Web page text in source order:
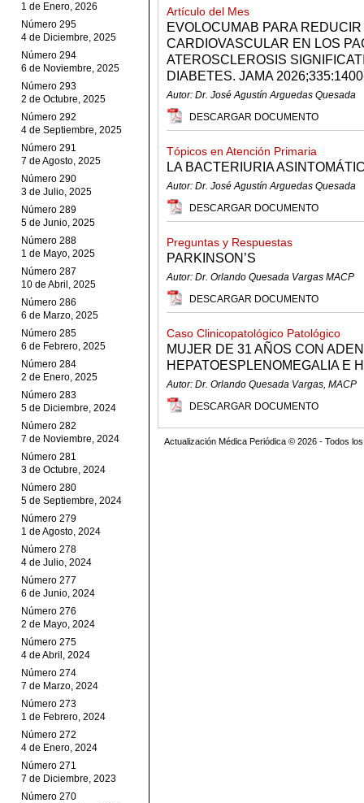
1 de Enero, 2026
Número 295
4 de Diciembre, 2025
Número 294
6 de Noviembre, 2025
Número 293
2 de Octubre, 2025
Número 292
4 de Septiembre, 2025
Número 291
7 de Agosto, 2025
Número 290
3 de Julio, 2025
Número 289
5 de Junio, 2025
Número 288
1 de Mayo, 2025
Número 287
10 de Abril, 2025
Número 286
6 de Marzo, 2025
Número 285
6 de Febrero, 2025
Número 284
2 de Enero, 2025
Número 283
5 de Diciembre, 2024
Número 282
7 de Noviembre, 2024
Número 281
3 de Octubre, 2024
Número 280
5 de Septiembre, 2024
Número 279
1 de Agosto, 2024
Número 278
4 de Julio, 2024
Número 277
6 de Junio, 2024
Número 276
2 de Mayo, 2024
Número 275
4 de Abril, 2024
Número 274
7 de Marzo, 2024
Número 273
1 de Febrero, 2024
Número 272
4 de Enero, 2024
Número 271
7 de Diciembre, 2023
Número 270
Artículo del Mes
EVOLOCUMAB PARA
CARDIOVASCULAR EN LOS
ATEROSCLEROSIS
DIABETES. JAMA
Autor: Dr. José Agustín Arguedas Quesada
DESCARGAR DOCUMENTO
Tópicos en Atención Primaria
LA BACTERIURIA
Autor: Dr. José Agustín Arguedas Quesada
DESCARGAR DOCUMENTO
Preguntas y Respuestas
PARKINSON’S
Autor: Dr. Orlando Quesada Vargas MACP
DESCARGAR DOCUMENTO
Caso Clinicopatológico Patológico
MUJER DE 31 AÑOS CON
HEPATOESPLENOMEGALIA E
Autor: Dr. Orlando Quesada Vargas, MACP
DESCARGAR DOCUMENTO
Actualización Médica Periódica © 2026 - Todos